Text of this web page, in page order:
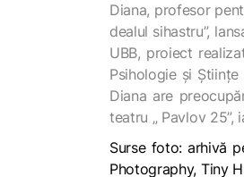
Diana, profesor
dealul sihastru”,
UBB, proiect
Psihologie și
Diana are
teatru „ Pavlov
Surse foto: arhivă
Photography, Tiny